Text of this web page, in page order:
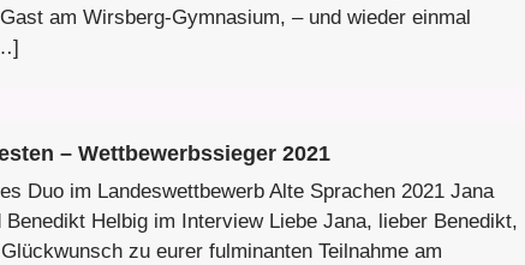
am Wirsberg-Gymnasium, – und wieder einmal
– Wettbewerbssieger 2021
Duo im Landeswettbewerb Alte Sprachen 2021 Jana
Benedikt Helbig im Interview Liebe Jana, lieber Benedikt,
zu eurer fulminanten Teilnahme am